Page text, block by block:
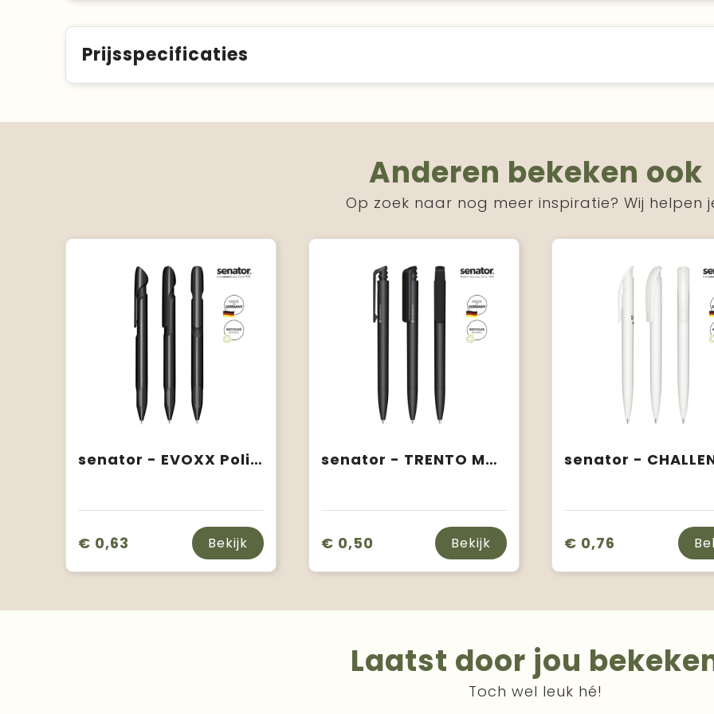
Prijsspecificaties
Anderen bekeken ook
Op zoek naar nog meer inspiratie? Wij helpen
senator - EVOXX Polished Recycled balpen
€ 0,63 Bekijk
senator - TRENTO Matt Recyceld balpen
€ 0,50 Bekijk € 0,76
Laatst door jou
Toch wel leuk hé!